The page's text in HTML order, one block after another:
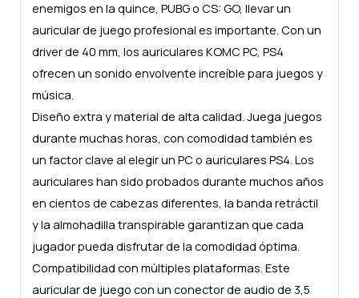
enemigos en la quince, PUBG o CS: GO, llevar un
auricular de juego profesional es importante. Con un
driver de 40 mm, los auriculares KOMC PC, PS4
ofrecen un sonido envolvente increíble para juegos y
música.
Diseño extra y material de alta calidad. Juega juegos
durante muchas horas, con comodidad también es
un factor clave al elegir un PC o auriculares PS4. Los
auriculares han sido probados durante muchos años
en cientos de cabezas diferentes, la banda retráctil
y la almohadilla transpirable garantizan que cada
jugador pueda disfrutar de la comodidad óptima.
Compatibilidad con múltiples plataformas. Este
auricular de juego con un conector de audio de 3,5